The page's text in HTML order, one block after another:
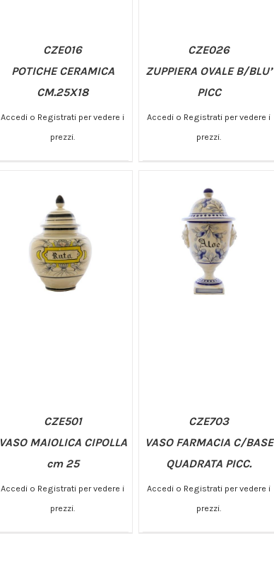
AGGIUNGI AL CARRELLO
CZE016
POTICHE CERAMICA
CM.25X18
Accedi o Registrati per vedere i
prezzi.
AGGIUNGI AL CARRELLO
CZE026
ZUPPIERA OVALE B/BLU’
PICC
Accedi o Registrati per vedere i
prezzi.
AGGIUNGI AL CARRELLO
CZE501
VASO MAIOLICA CIPOLLA
cm 25
Accedi o Registrati per vedere i
prezzi.
AGGIUNGI AL CARRELLO
CZE703
VASO FARMACIA C/BASE
QUADRATA PICC.
Accedi o Registrati per vedere i
prezzi.